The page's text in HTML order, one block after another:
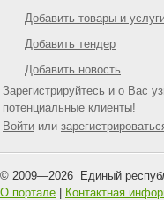
Добавить товары и
Добавить тендер
Добавить новость
Зарегистрируйтесь и о Вас
потенциальные клиенты!
Войти или
© 2009—2026 Единый
О портале
Контактная